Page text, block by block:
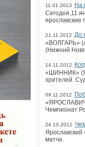
11.01.2013
На
Сегодня,11
ярославские
21.11.2012 До
«ВОЛГАРЬ»
(Нижний
14.11.2012
«ШИННИК»
зрителей.
09.11.2012
Чемпионат
24.10.2012
матча.